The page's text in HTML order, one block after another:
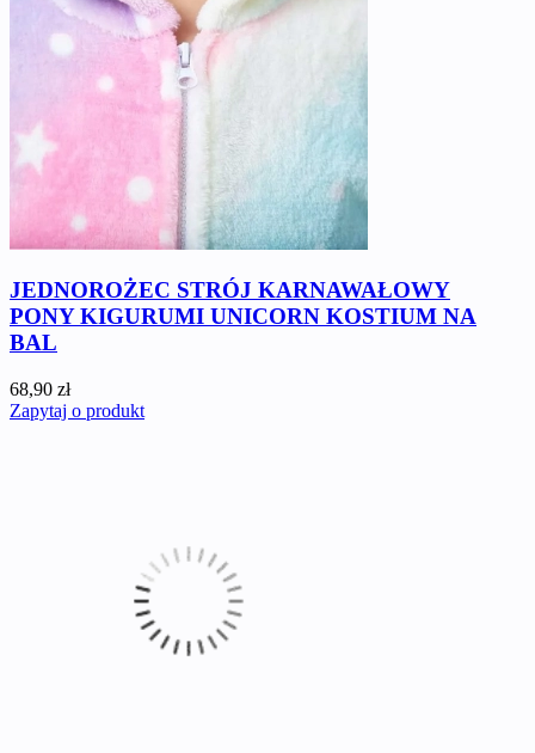
JEDNOROŻEC STRÓJ KARNAWAŁOWY
PONY KIGURUMI UNICORN KOSTIUM NA
BAL
68,90 zł
Zapytaj o produkt